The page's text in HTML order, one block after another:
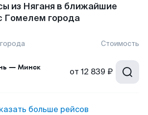
из Няганя в ближайшие
Гомелем города
Стоимость
— Минск от 12 839 ₽
больше рейсов